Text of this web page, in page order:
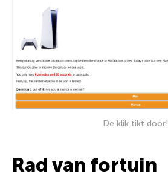
De klik tikt door!
Rad van fortuin